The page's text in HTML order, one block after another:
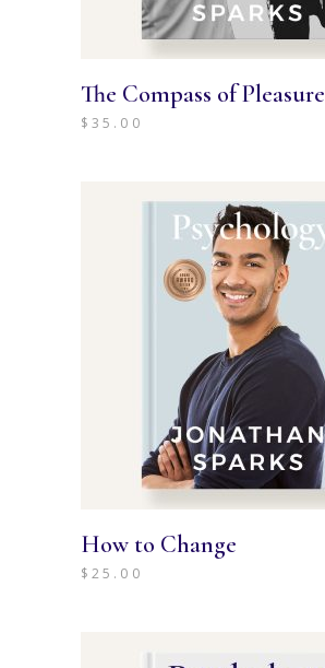
The Compass of Pleasure
$35.00
How to Change
$25.00